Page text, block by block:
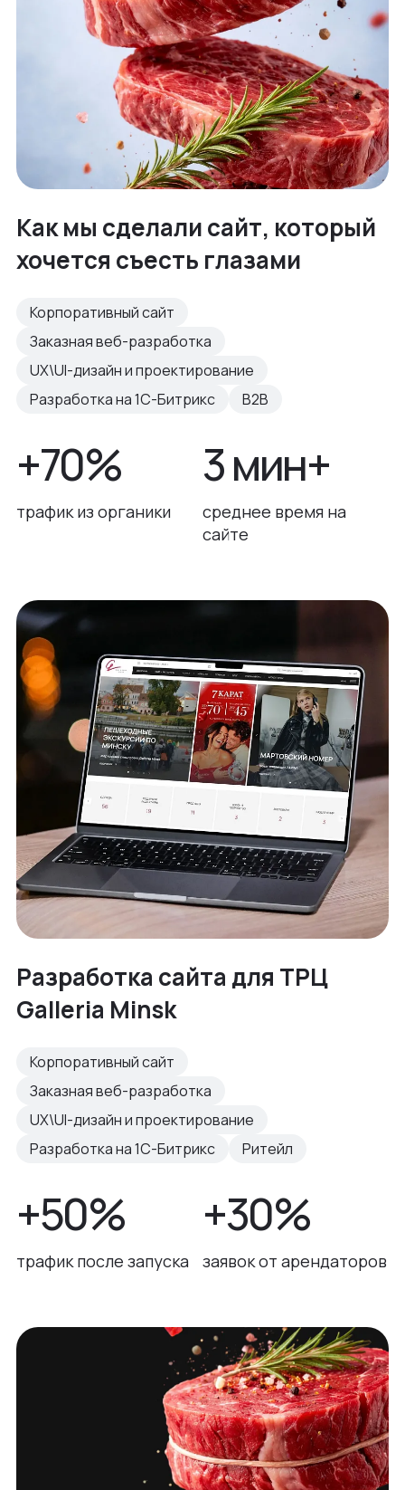
Как мы сделали сайт, который
хочется съесть глазами
Корпоративный сайт
Заказная веб-разработка
UX\UI-дизайн и проектирование
Разработка на 1С-Битрикс
B2B
+70%
трафик из органики
3 мин+
среднее время на
сайте
Разработка сайта для ТРЦ
Galleria Minsk
Корпоративный сайт
Заказная веб-разработка
UX\UI-дизайн и проектирование
Разработка на 1С-Битрикс
Ритейл
+50%
трафик после запуска
+30%
заявок от арендаторов